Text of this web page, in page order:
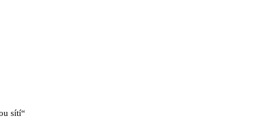
sítí“